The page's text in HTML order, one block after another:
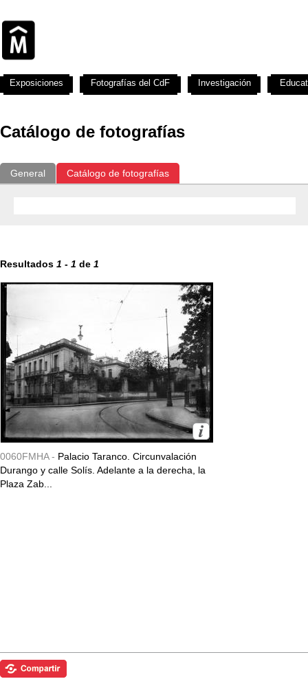
Catálogo de fotografías
General Catálogo de fotografías
Resultados 1 - 1 de 1
0060FMHA - Palacio Taranco. Circunvalación
Durango y calle Solís. Adelante a la derecha, la
Plaza Zab...
Exposiciones Fotografías del CdF Investigación